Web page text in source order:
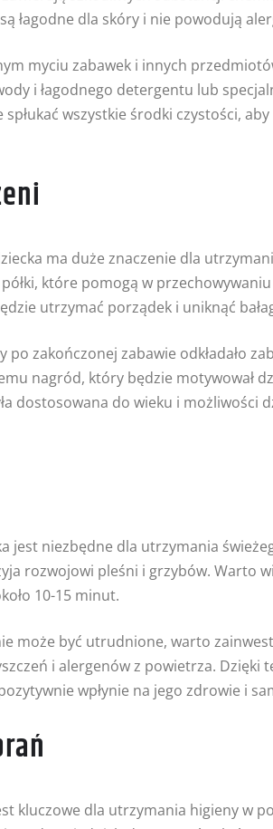
łagodne dla skóry i nie powodują
myciu zabawek i innych
i łagodnego detergentu lub
spłukać wszystkie środki czystości,
ma duże znaczenie dla
które pomogą w
utrzymać porządek i uniknąć
zakończonej zabawie odkładało
nagród, który będzie motywował
dostosowana do wieku i możliwości
jest niezbędne dla utrzymania
rozwojowi pleśni i grzybów. Warto
10-15 minut.
może być utrudnione, warto
i alergenów z powietrza. Dzięki
wpłynie na jego zdrowie i
kluczowe dla utrzymania higieny w